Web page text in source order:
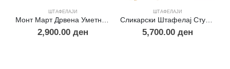
ШТАФЕЛАЈИ
Монт Март Дрвена Уметничка Подлога 60.9×60.9cm
2,900.00 ден
ШТАФЕЛАЈИ
Сликарски Штафелај Студио Професионал 178/250cm
5,700.00 ден